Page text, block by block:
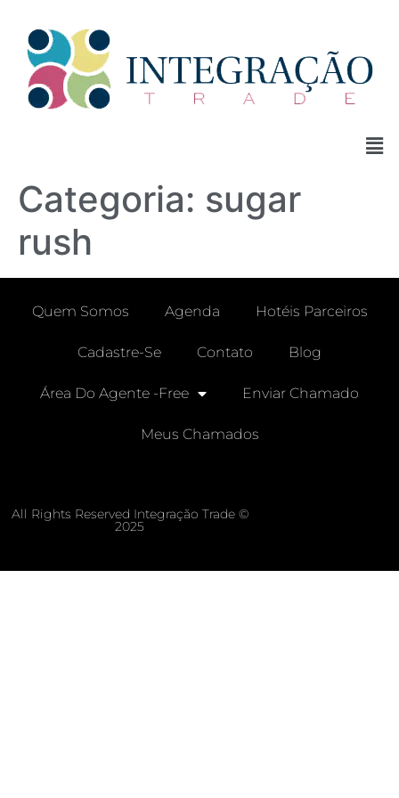
Categoria: sugar
rush
Quem Somos Agenda Hotéis Parceiros
Cadastre-Se Contato Blog
Área Do Agente -free Enviar Chamado
Meus Chamados
All Rights Reserved Integração Trade ©
2025